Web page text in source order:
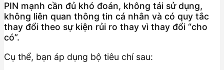
PIN mạnh cần đủ khó đoán, không tái sử dụng,
không liên quan thông tin cá nhân và có quy tắc
thay đổi theo sự kiện rủi ro thay vì thay đổi “cho
có”.
Cụ thể, bạn áp dụng bộ tiêu chí sau: